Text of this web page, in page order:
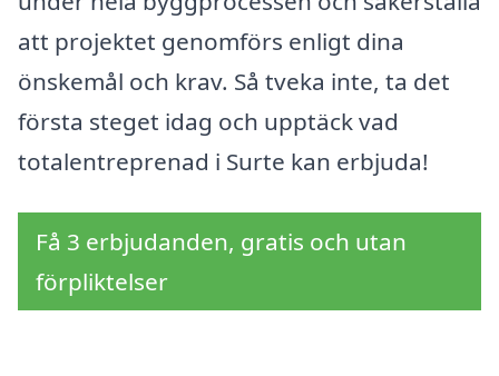
att projektet genomförs enligt dina
önskemål och krav. Så tveka inte, ta det
första steget idag och upptäck vad
totalentreprenad i Surte kan erbjuda!
Få 3 erbjudanden, gratis och utan
förpliktelser